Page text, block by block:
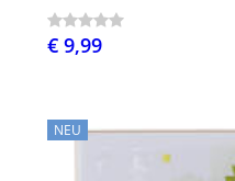
€ 9,99
NEU